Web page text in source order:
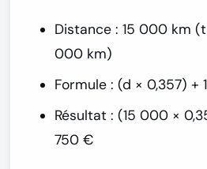
Distance : 15 000 km
000 km)
Formule : (d × 0,357) +
Résultat : (15 000 ×
750 €